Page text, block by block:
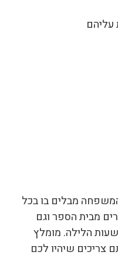
מבלים בו בכל
מבית הספר וגם
הלילה. מומלץ
שיהיו לכם